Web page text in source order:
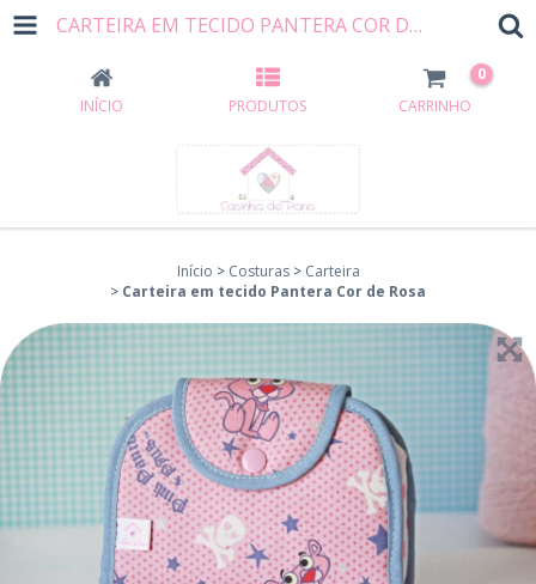
CARTEIRA EM TECIDO PANTERA COR DE ROSA
INÍCIO PRODUTOS CARRINHO
0
Início > Costuras > Carteira
> Carteira em tecido Pantera Cor de Rosa